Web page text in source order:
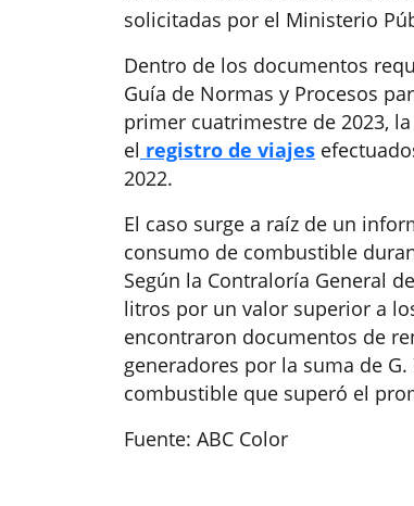
solicitadas por el Ministerio
Dentro de los documentos
Guía de Normas y Procesos
primer cuatrimestre de 2023,
el registro de viajes
2022.
El caso surge a raíz de un
consumo de combustible
Según la Contraloría General
litros por un valor superior a
encontraron documentos de
generadores por la suma de
combustible que superó el
Fuente: ABC Color